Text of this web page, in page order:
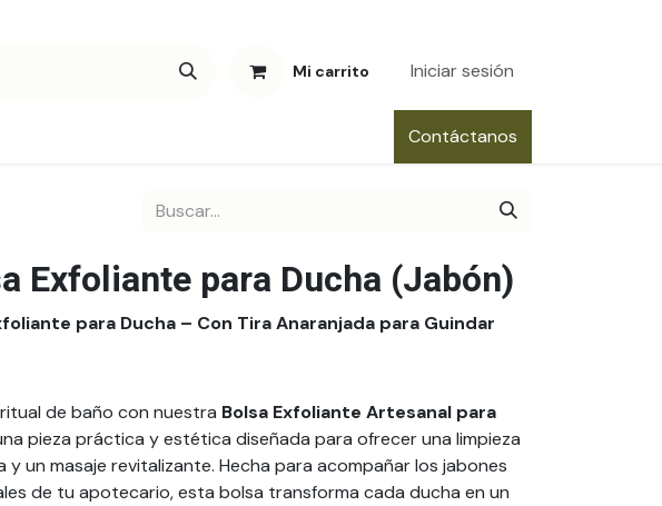
Mi carrito Iniciar sesión
Contáctanos
Exfoliante para Ducha (Jabón)
para Ducha – Con Tira Anaranjada para Guindar
de baño con nuestra Bolsa Exfoliante Artesanal para
pieza práctica y estética diseñada para ofrecer una limpieza
y un masaje revitalizante. Hecha para acompañar los jabones
de tu apotecario, esta bolsa transforma cada ducha en un